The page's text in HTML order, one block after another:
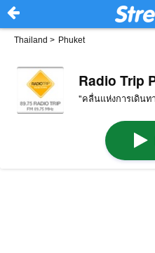
Thailand > Phuket
Radio Trip
"คลื่นแห่งการเดินท